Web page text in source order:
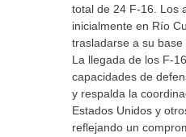
total de 24 F-16. Los
inicialmente en Río
trasladarse a su base
La llegada de los F-
capacidades de
y respalda la
Estados Unidos y
reflejando un